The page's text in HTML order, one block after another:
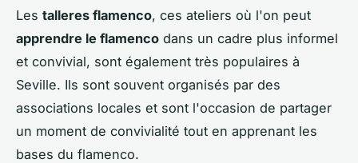
Les talleres flamenco, ces ateliers où l'on peut
apprendre le flamenco dans un cadre plus informel
et convivial, sont également très populaires à
Seville. Ils sont souvent organisés par des
associations locales et sont l'occasion de partager
un moment de convivialité tout en apprenant les
bases du flamenco.